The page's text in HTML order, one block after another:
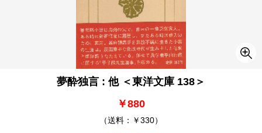
夢酔独言 : 他 ＜東洋文庫 138＞
￥880
（送料：￥330）